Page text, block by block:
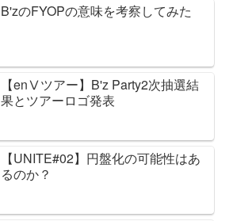
B'zのFYOPの意味を考察してみた
【enⅤツアー】B'z Party2次抽選結
果とツアーロゴ発表
【UNITE#02】円盤化の可能性はあ
るのか？